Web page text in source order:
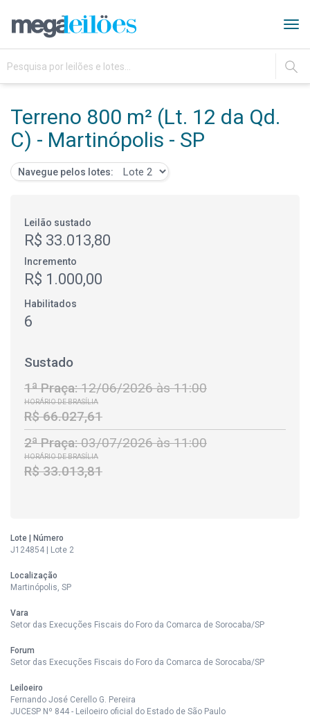
IR
Terreno 800 m² (Lt. 12 da Qd.
C) - Martinópolis - SP
Navegue pelos lotes:
Leilão sustado
R$ 33.013,80
Incremento
R$ 1.000,00
Habilitados
6
Sustado
1ª Praça:12/06/2026 às 11:00
HORÁRIO DE BRASÍLIA
R$ 66.027,61
2ª Praça:03/07/2026 às 11:00
HORÁRIO DE BRASÍLIA
R$ 33.013,81
Lote | Número
J124854 | Lote 2
Localização
Martinópolis, SP
Vara
Setor das Execuções Fiscais do Foro da Comarca de Sorocaba/SP
Forum
Setor das Execuções Fiscais do Foro da Comarca de Sorocaba/SP
Leiloeiro
Fernando José Cerello G. Pereira
JUCESP Nº 844 - Leiloeiro oficial do Estado de São Paulo